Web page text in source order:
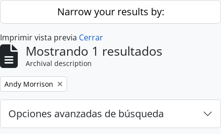
Skip to main contentNarrow your results by:
Imprimir vista previa Cerrar
Mostrando 1 resultados
Archival description
Remove filter:
Andy Morrison
Opciones avanzadas de búsqueda